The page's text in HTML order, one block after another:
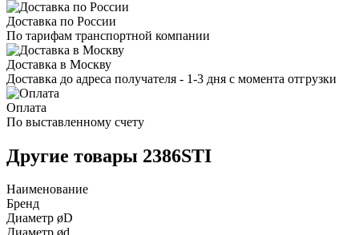
Доставка по России
По тарифам транспортной компании
Доставка в Москву
Доставка до адреса получателя - 1-3 дня с момента отгрузки
Оплата
По выставленному счету
Другие товары 2386STI
Наименование
Бренд
Диаметр øD